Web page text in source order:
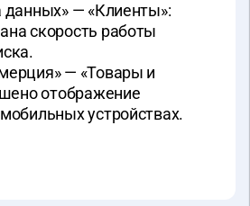
данных» — «Клиенты»:
скорость работы
— «Товары и
отображение
устройствах.